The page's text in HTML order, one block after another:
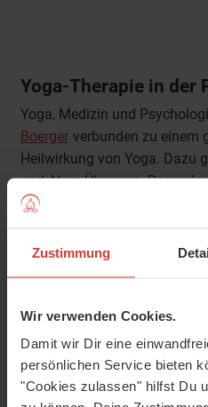
Zustimmung
Wir verwenden Cookies.
Damit wir Dir eine
persönlichen Service bieten
"Cookies zulassen" hilfst Du
Yoga-Therapie in der
Yoga, Medizin und
Boerger verbunden zu einem
Heilwirkung von Yoga. Dazu
und Atem-Übungen.
Lehrer:innen und intensiv